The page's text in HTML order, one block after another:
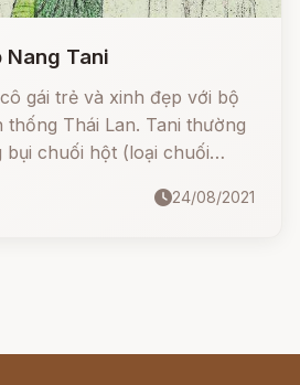
Nang Tani
gái trẻ và xinh đẹp với bộ
Thái Lan. Tani thường
chuối hột (loại chuối
là ma cây chuối), cho đến
thấy được.
24/08/2021